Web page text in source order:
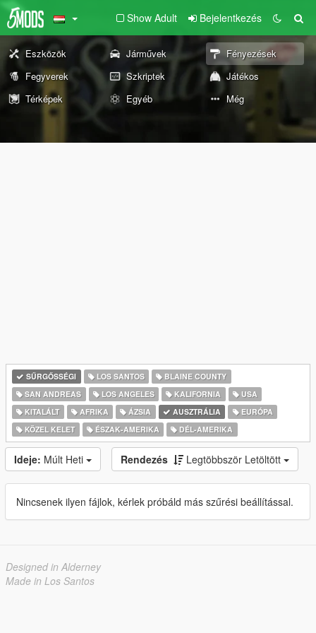
Show Adult Bejelentkezés
Eszközök Járművek
Fényezések
Fegyverek
Szkriptek
Játékos
Térképek
Egyéb Még
SŰRGŐSSÉGI LOS SANTOS
BLAINE COUNTY
SAN ANDREAS
LOS ANGELES KALIFORNIA
USA
KITALÁLT
AFRIKA ÁZSIA AUSZTRÁLIA
EURÓPA
KÖZEL KELET
ÉSZAK-AMERIKA DÉL-AMERIKA
Ideje: Múlt Heti Rendezés Legtöbbször Letöltött
Nincsenek ilyen fájlok, kérlek próbáld más szűrési beállítással.
Designed in Alderney
Made in Los Santos